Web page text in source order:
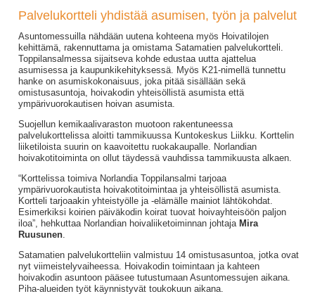
Palvelukortteli yhdistää asumisen, työn ja palvelut
Asuntomessuilla nähdään uutena kohteena myös Hoivatilojen
kehittämä, rakennuttama ja omistama Satamatien palvelukortteli.
Toppilansalmessa sijaitseva kohde edustaa uutta ajattelua
asumisessa ja kaupunkikehityksessä. Myös K21-nimellä tunnettu
hanke on asumiskokonaisuus, joka pitää sisällään sekä
omistusasuntoja, hoivakodin yhteisöllistä asumista että
ympärivuorokautisen hoivan asumista.
Suojellun kemikaalivaraston muotoon rakentuneessa
palvelukorttelissa aloitti tammikuussa Kuntokeskus Liikku. Korttelin
liiketiloista suurin on kaavoitettu ruokakaupalle. Norlandian
hoivakotitoiminta on ollut täydessä vauhdissa tammikuusta alkaen.
“Korttelissa toimiva Norlandia Toppilansalmi tarjoaa
ympärivuorokautista hoivakotitoimintaa ja yhteisöllistä asumista.
Kortteli tarjoaakin yhteistyölle ja -elämälle mainiot lähtökohdat.
Esimerkiksi koirien päiväkodin koirat tuovat hoivayhteisöön paljon
iloa”, hehkuttaa Norlandian hoivaliiketoiminnan johtaja Mira
Ruusunen.
Satamatien palvelukortteliin valmistuu 14 omistusasuntoa, jotka ovat
nyt viimeistelyvaiheessa. Hoivakodin toimintaan ja kahteen
hoivakodin asuntoon pääsee tutustumaan Asuntomessujen aikana.
Piha-alueiden työt käynnistyvät toukokuun aikana.